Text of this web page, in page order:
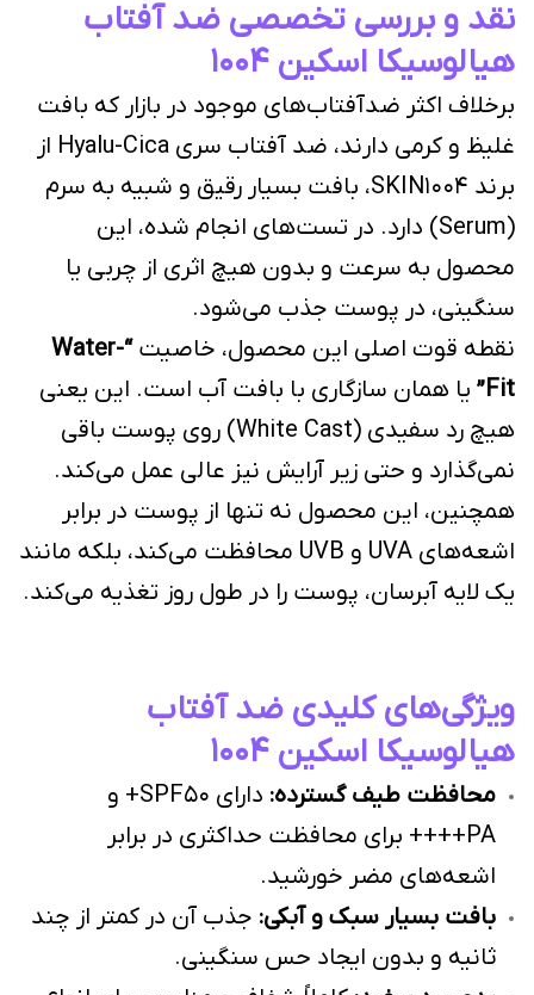
نقد و بررسی تخصصی ضد آفتاب
هیالوسیکا اسکین ۱۰۰۴
برخلاف اکثر ضدآفتاب‌های موجود در بازار که بافت
غلیظ و کرمی دارند، ضد آفتاب سری Hyalu-Cica از
برند SKIN1004، بافت بسیار رقیق و شبیه به سرم
(Serum) دارد. در تست‌های انجام شده، این
محصول به سرعت و بدون هیچ اثری از چربی یا
سنگینی، در پوست جذب می‌شود.
نقطه قوت اصلی این محصول، خاصیت “Water-
Fit” یا همان سازگاری با بافت آب است. این یعنی
هیچ رد سفیدی (White Cast) روی پوست باقی
نمی‌گذارد و حتی زیر آرایش نیز عالی عمل می‌کند.
همچنین، این محصول نه تنها از پوست در برابر
اشعه‌های UVA و UVB محافظت می‌کند، بلکه مانند
یک لایه آبرسان، پوست را در طول روز تغذیه می‌کند.
ویژگی‌های کلیدی ضد آفتاب
هیالوسیکا اسکین ۱۰۰۴
محافظت طیف گسترده:
دارای SPF50+ و
PA++++ برای محافظت حداکثری در برابر
اشعه‌های مضر خورشید.
بافت بسیار سبک و آبکی: جذب آن در کمتر از چند
ثانیه و بدون ایجاد حس سنگینی.